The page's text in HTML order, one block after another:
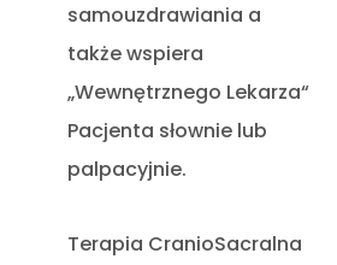
samouzdrawiania a
także wspiera
„Wewnętrznego Lekarza“
Pacjenta słownie lub
palpacyjnie.
Terapia CranioSacralna